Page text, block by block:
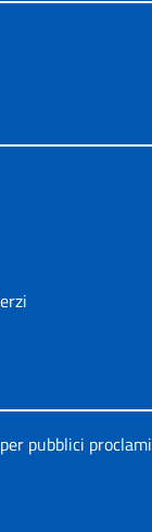
pubblici proclami